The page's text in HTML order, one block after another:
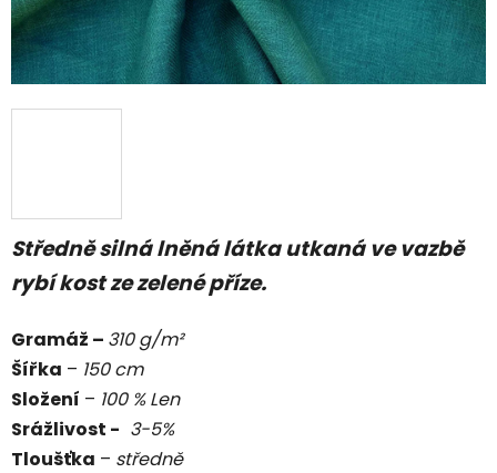
Středně silná lněná látka utkaná ve vazbě
rybí kost ze zelené příze.
Gramáž – 310 g/m²
Šířka – 150 cm
Složení – 100 % Len
Srážlivost - 3-5%
Tloušťka – středně